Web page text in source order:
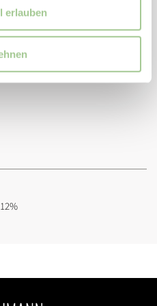
erlauben